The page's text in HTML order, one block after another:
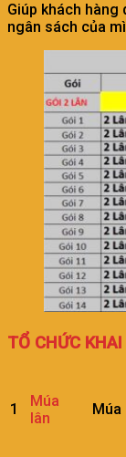
Giúp khách hàng
ngân sách của
TỔ CHỨC
1
Múa
lân
Múa